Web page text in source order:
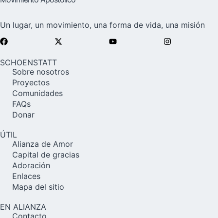
Un lugar, un movimiento, una forma de vida, una misión
SCHOENSTATT
Sobre nosotros
Proyectos
Comunidades
FAQs
Donar
ÚTIL
Alianza de Amor
Capital de gracias
Adoración
Enlaces
Mapa del sitio
EN ALIANZA